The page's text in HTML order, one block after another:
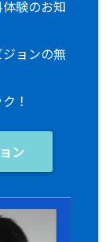
験のお知
ョンの無
！
ン